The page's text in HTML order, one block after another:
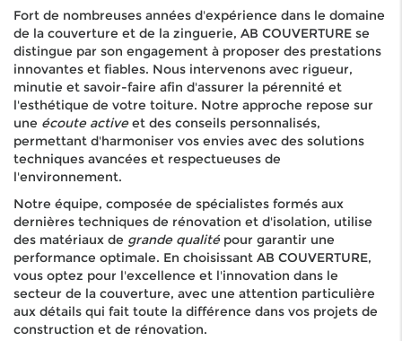
Fort de nombreuses années d'expérience dans le domaine
de la couverture et de la zinguerie, AB COUVERTURE se
distingue par son engagement à proposer des prestations
innovantes et fiables. Nous intervenons avec rigueur,
minutie et savoir-faire afin d'assurer la pérennité et
l'esthétique de votre toiture. Notre approche repose sur
une écoute activeet des conseils personnalisés,
permettant d'harmoniser vos envies avec des solutions
techniques avancées et respectueuses de
l'environnement.
Notre équipe, composée de spécialistes formés aux
dernières techniques de rénovation et d'isolation, utilise
des matériaux de grande qualitépour garantir une
performance optimale. En choisissant AB COUVERTURE,
vous optez pour l'excellence et l'innovation dans le
secteur de la couverture, avec une attention particulière
aux détails qui fait toute la différence dans vos projets de
construction et de rénovation.